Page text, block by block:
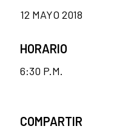
12 MAYO 2018
HORARIO
6:30 P.M.
COMPARTIR